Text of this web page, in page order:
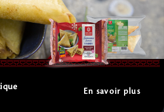
En savoir plus